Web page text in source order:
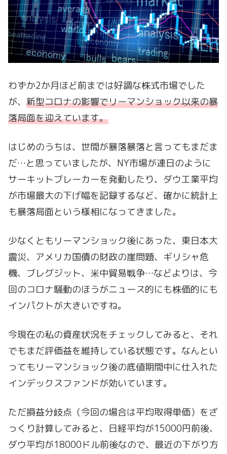
わずか2か月ほど前までは好調な株式市場でした
が、 新型コロナの影響でリーマンショック以来の暴
落局面を迎えています。
はじめのうちは、世間が暴落暴落と言ってもまだま
だ…と思っていましたが、NY市場が連日のように
サーキットブレーカーを発動したり、ダウ工業平均
が市場最大の下げ幅を記録するなど、確かに統計上
も暴落局面という様相になってきました。
少なくともリーマンショック後にあった、東日本大
震災、アメリカ国債の財政の崖問題、ギリシャ危
機、ブレグジット、米中貿易戦争…などよりは、今
回のコロナ騒動のほうがニュース的にも株価的にも
インパクトが大きいですね。
今現在の私の資産状況をチェックしてみると、それ
でもまだ評価益を維持している状態です。なんとい
ってもリーマンショック後の底値期間中に仕入れた
インデックスファンドが効いています。
ただ損益分岐点（今回の場合は平均取得単価）をざ
っくり計算してみると、日経平均が15000円前後、
ダウ平均が18000ドル前後なので、最近の下がり方